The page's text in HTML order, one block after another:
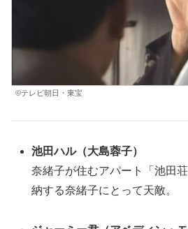
©テレビ朝日・東宝
池田ハル（大島蓉子）
奈緒子が住むアパート「池田
納する奈緒子にとって天敵。